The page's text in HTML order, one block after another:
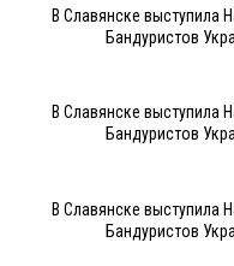
В Славянске выступила
Бандуристов
В Славянске выступила
Бандуристов
В Славянске выступила
Бандуристов